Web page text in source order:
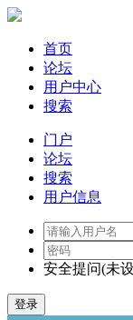
首页
论坛
用户中心
搜索
门户
论坛
搜索
用户信息
安全提问(未
登录